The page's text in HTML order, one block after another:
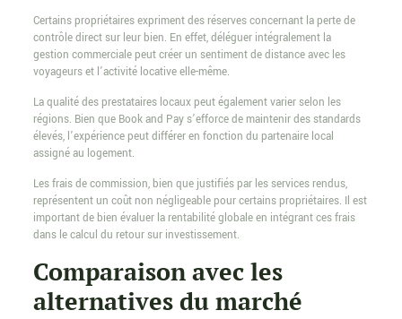
Certains propriétaires expriment des réserves concernant la perte de
contrôle direct sur leur bien. En effet, déléguer intégralement la
gestion commerciale peut créer un sentiment de distance avec les
voyageurs et l’activité locative elle-même.
La qualité des prestataires locaux peut également varier selon les
régions. Bien que Book and Pay s’efforce de maintenir des standards
élevés, l’expérience peut différer en fonction du partenaire local
assigné au logement.
Les frais de commission, bien que justifiés par les services rendus,
représentent un coût non négligeable pour certains propriétaires. Il est
important de bien évaluer la rentabilité globale en intégrant ces frais
dans le calcul du retour sur investissement.
Comparaison avec les
alternatives du marché